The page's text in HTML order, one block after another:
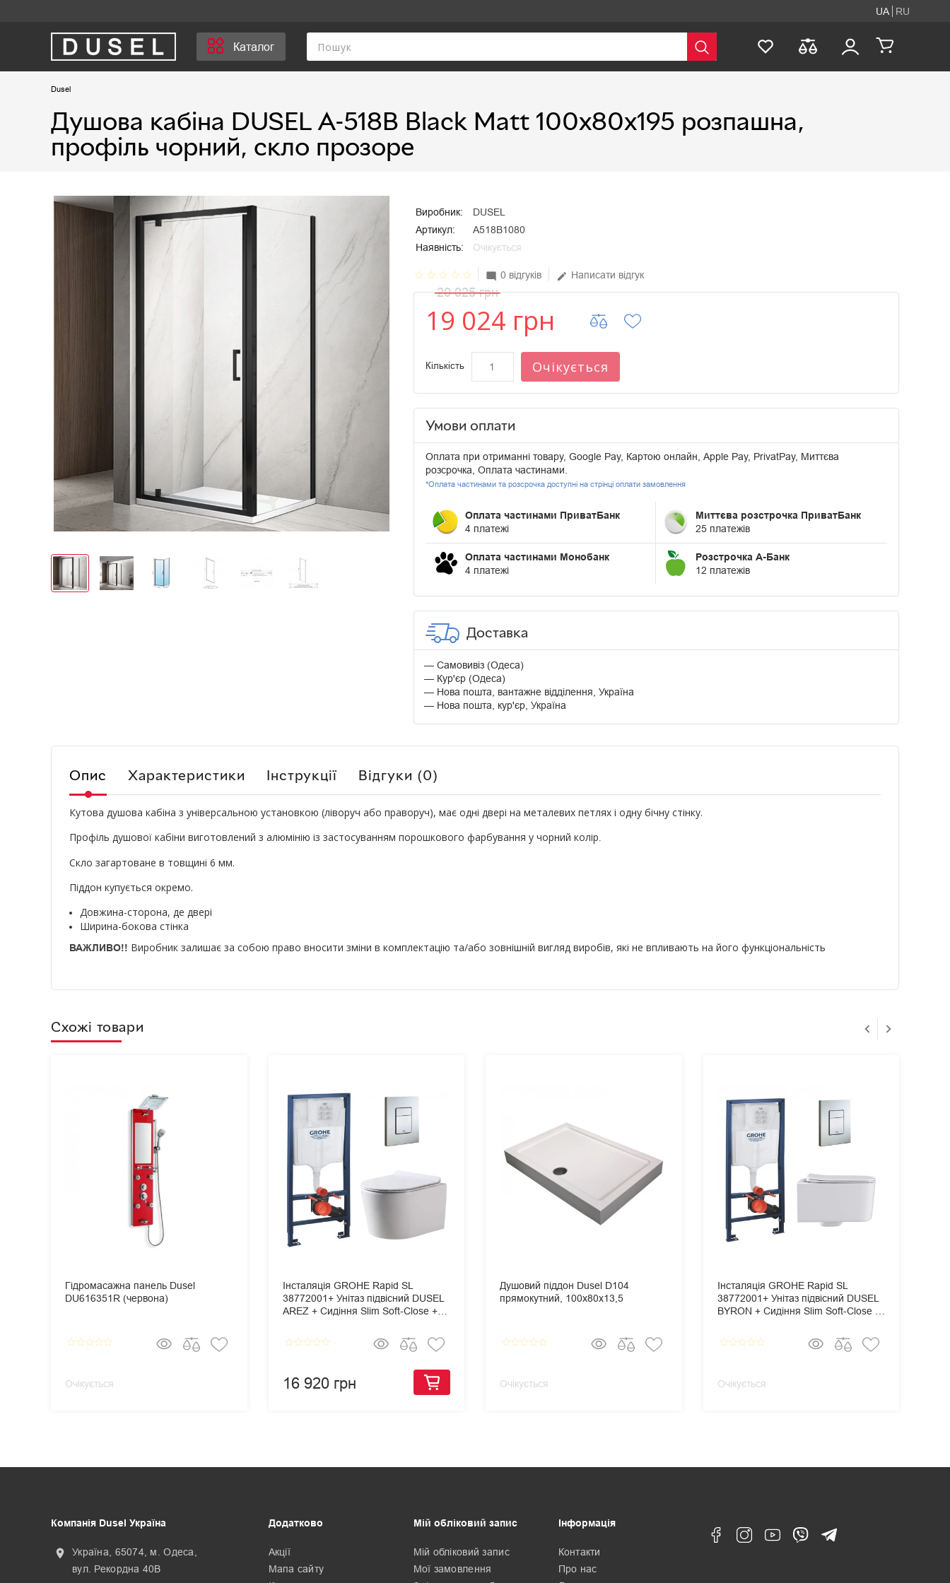
UA RU
Каталог
Dusel
Душова кабіна DUSEL A-518B Black Matt 100х80х195 розпашна,
профіль чорний, скло прозоре
Виробник:
DUSEL
Артикул:
A518B1080
Наявність:
Очікується
star_border star_border star_border star_border star_border mode_comment 0 відгуків edit Написати відгук
20 025 грн
19 024 грн
Кількість Очікується
Умови оплати
Оплата при отриманні товару, Google Pay, Картою онлайн, Apple Pay, PrivatPay, Миттєва
розсрочка, Оплата частинами.
*Оплата частинами та розсрочка доступні на стрінці оплати замовлення
Оплата частинами ПриватБанк
4 платежі
Миттєва розстрочка ПриватБанк
25 платежів
Оплата частинами Монобанк
4 платежі
Розстрочка А-Банк
12 платежів
Доставка
Самовивіз (Одеса)
Кур'єр (Одеса)
Нова пошта, вантажне відділення, Україна
Нова пошта, кур'єр, Україна
Опис Характеристики Інструкції Відгуки (0)
Кутова душова кабіна з універсальною установкою (ліворуч або праворуч), має одні двері на металевих петлях і одну бічну стінку.
Профіль душової кабіни виготовлений з алюмінію із застосуванням порошкового фарбування у чорний колір.
Скло загартоване в товщині 6 мм.
Піддон купується окремо.
Довжина-сторона, де двері
Ширина-бокова стінка
ВАЖЛИВО!! Виробник залишає за собою право вносити зміни в комплектацію та/або зовнішній вигляд виробів, які не впливають на його функціональність
Схожі товари
Гідромасажна панель Dusel
DU616351R (червона)
star_borderstar_borderstar_borderstar_borderstar_border
Очікується
Інсталяція GROHE Rapid SL
38772001+ Унітаз підвісний DUSEL
AREZ + Сидіння Slim Soft-Close +
Cosmopolitan
star_borderstar_borderstar_borderstar_borderstar_border
16 920 грн
Душовий піддон Dusel D104
прямокутний, 100х80х13,5
star_borderstar_borderstar_borderstar_borderstar_border
Очікується
Інсталяція GROHE Rapid SL
38772001+ Унітаз підвісний DUSEL
BYRON + Сидіння Slim Soft-Close +
Cosmopolitan
star_borderstar_borderstar_borderstar_borderstar_border
Очікується
Компанія Dusel Україна
location_on
Україна, 65074, м. Одеса,
вул. Рекордна 40В
Додатково
Акції
Мапа сайту
Мій обліковий запис
Мій обліковий запис
Мої замовлення
Інформація
Контакти
Про нас